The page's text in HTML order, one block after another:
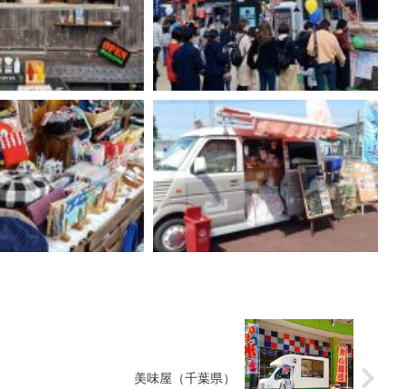
美味屋（千葉県）